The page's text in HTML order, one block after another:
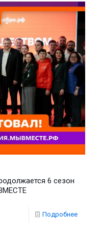
6 сезон
Подробнее